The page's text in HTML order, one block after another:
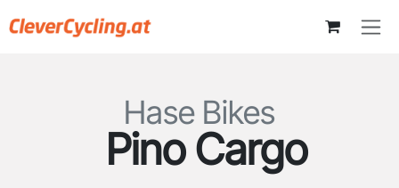
Hase Bikes
Pino Cargo